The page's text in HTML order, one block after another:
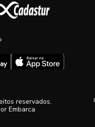
reservados.
Embarca